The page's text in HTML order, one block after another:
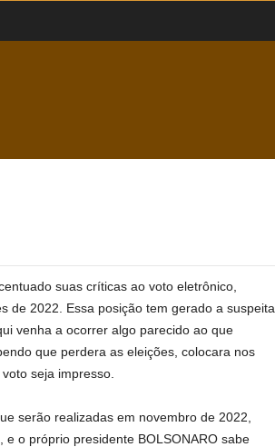
suas críticas ao voto eletrônico,
de 2022. Essa posição tem gerado a suspeita
venha a ocorrer algo parecido ao que
que perdera as eleições, colocara nos
seja impresso.
serão realizadas em novembro de 2022,
o próprio presidente BOLSONARO sabe